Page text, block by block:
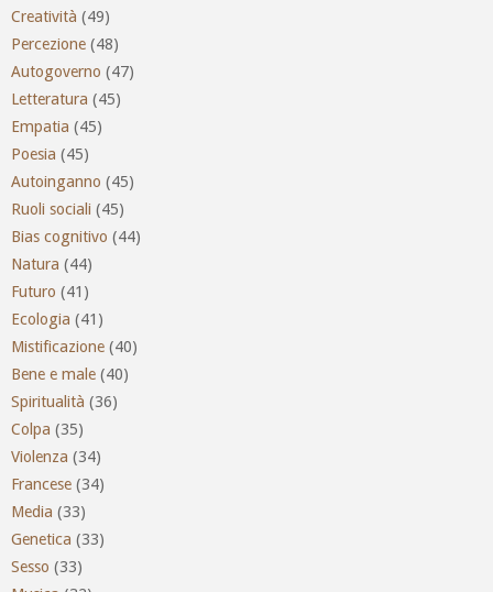
Creatività (49)
Percezione (48)
Autogoverno (47)
Letteratura (45)
Empatia (45)
Poesia (45)
Autoinganno (45)
Ruoli sociali (45)
Bias cognitivo (44)
Natura (44)
Futuro (41)
Ecologia (41)
Mistificazione (40)
Bene e male (40)
Spiritualità (36)
Colpa (35)
Violenza (34)
Francese (34)
Media (33)
Genetica (33)
Sesso (33)